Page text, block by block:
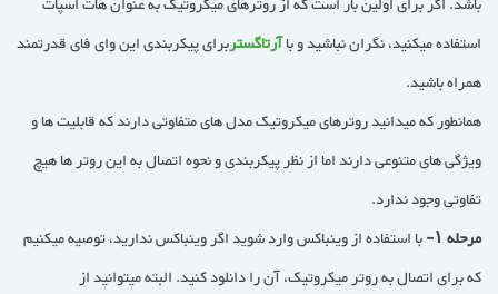
استفاده میکنید، نگران نباشید و باآرتاگستربرای پیکربندی این وای فای قدرتمند
همراه باشید.
همانطور که میدانید روترهای میکروتیک مدل های متفاوتی دارند که قابلیت ها و
ویژگی های متنوعی دارند اما از نظر پیکربندی و نحوه اتصال به این روتر ها هیچ
تفاوتی وجود ندارد.
مرحله ۱-
با استفاده از وینباکس وارد شوید اگر وینباکس ندارید، توصیه میکنیم
که برای اتصال به روتر میکروتیک، آن را دانلود کنید. البته میتوانید از